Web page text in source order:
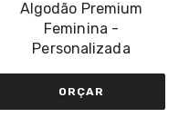
Algodão Premium
Feminina -
Personalizada
ORÇAR